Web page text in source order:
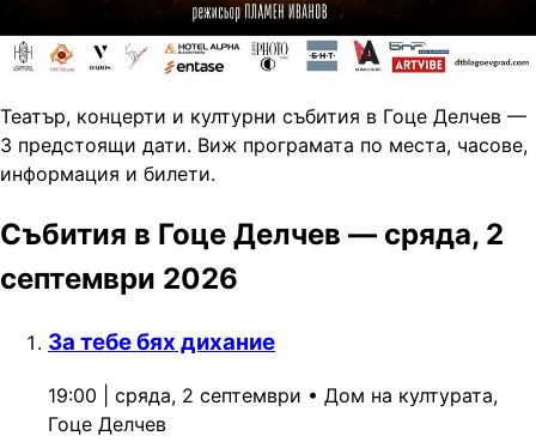
Театър, концерти и културни събития в Гоце Делчев —
3 предстоящи дати. Виж програмата по места, часове,
информация и билети.
Събития в Гоце Делчев — сряда, 2
септември 2026
За тебе бях дихание
19:00 | сряда, 2 септември • Дом на културата,
Гоце Делчев